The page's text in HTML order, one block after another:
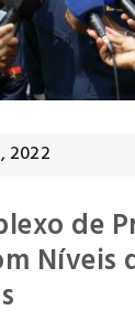
2022
de
Níveis